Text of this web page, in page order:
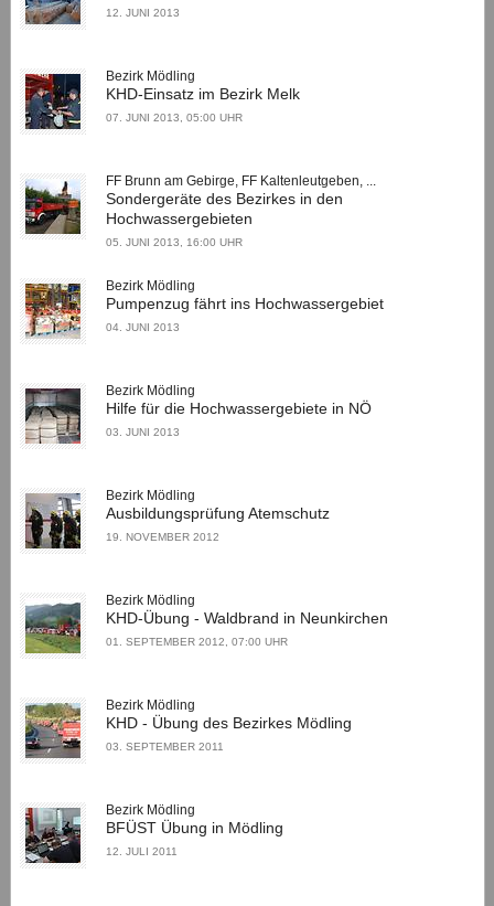
12. JUNI 2013
Bezirk Mödling
KHD-Einsatz im Bezirk Melk
07. JUNI 2013, 05:00 UHR
FF Brunn am Gebirge, FF Kaltenleutgeben, ...
Sondergeräte des Bezirkes in den
Hochwassergebieten
05. JUNI 2013, 16:00 UHR
Bezirk Mödling
Pumpenzug fährt ins Hochwassergebiet
04. JUNI 2013
Bezirk Mödling
Hilfe für die Hochwassergebiete in NÖ
03. JUNI 2013
Bezirk Mödling
Ausbildungsprüfung Atemschutz
19. NOVEMBER 2012
Bezirk Mödling
KHD-Übung - Waldbrand in Neunkirchen
01. SEPTEMBER 2012, 07:00 UHR
Bezirk Mödling
KHD - Übung des Bezirkes Mödling
03. SEPTEMBER 2011
Bezirk Mödling
BFÜST Übung in Mödling
12. JULI 2011